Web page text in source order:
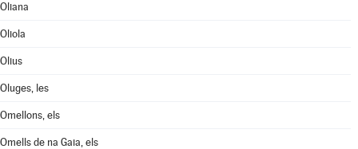
Oliana
Oliola
Olius
Oluges, les
Omellons, els
Omells de na Gaia, els